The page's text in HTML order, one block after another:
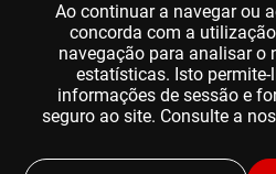
Ao continuar a navegar ou
concorda com a
navegação para analisar o
estatísticas. Isto
informações de sessão e
seguro ao site. Consulte a